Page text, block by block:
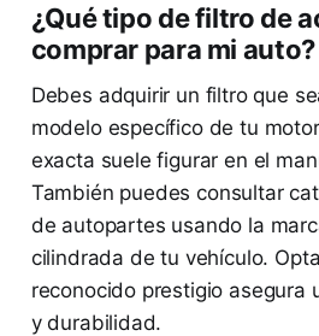
¿Qué tipo de filtro de
comprar para mi auto?
Debes adquirir un filtro que
modelo específico de tu
exacta suele figurar en el
También puedes consultar
de autopartes usando la
cilindrada de tu vehículo.
reconocido prestigio asegura
y durabilidad.